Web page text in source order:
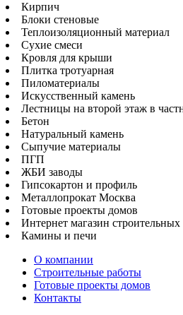
Кирпич
Блоки стеновые
Теплоизоляционный материал
Сухие смеси
Кровля для крыши
Плитка тротуарная
Пиломатериалы
Искусственный камень
Лестницы на второй этаж в
Бетон
Натуральный камень
Сыпучие материалы
ПГП
ЖБИ заводы
Гипсокартон и профиль
Металлопрокат Москва
Готовые проекты домов
Интернет магазин строительных
Камины и печи
О компании
Строительные работы
Готовые проекты домов
Контакты